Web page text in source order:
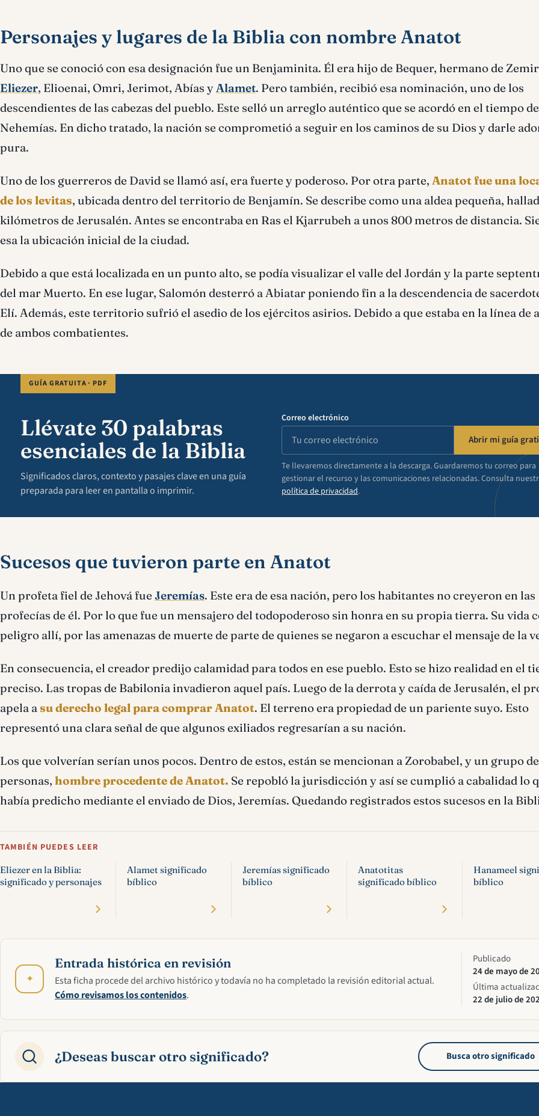
Personajes y lugares de la Biblia con nombre Anatot
Uno que se conoció con esa designación fue un Benjaminita. Él era hijo de Bequer, hermano de
Eliezer, Elioenai, Omri, Jerimot, Abías y Alamet. Pero también, recibió esa nominación, uno de los
descendientes de las cabezas del pueblo. Este selló un arreglo auténtico que se acordó en el tiempo de
Nehemías. En dicho tratado, la nación se comprometió a seguir en los caminos de su Dios y darle
pura.
Uno de los guerreros de David se llamó así, era fuerte y poderoso. Por otra parte, Anatot fue una
de los levitas, ubicada dentro del territorio de Benjamín. Se describe como una aldea pequeña,
kilómetros de Jerusalén. Antes se encontraba en Ras el Kjarrubeh a unos 800 metros de distancia.
esa la ubicación inicial de la ciudad.
Debido a que está localizada en un punto alto, se podía visualizar el valle del Jordán y la parte
del mar Muerto. En ese lugar, Salomón desterró a Abiatar poniendo fin a la descendencia de
Elí. Además, este territorio sufrió el asedio de los ejércitos asirios. Debido a que estaba en la línea de
de ambos combatientes.
GUÍA GRATUITA · PDF
Llévate 30 palabras
esenciales de la Biblia
Significados claros, contexto y pasajes clave en una guía
preparada para leer en pantalla o imprimir.
Correo electrónico
Abrir mi guía
Te llevaremos directamente a la descarga. Guardaremos tu correo para
gestionar el recurso y las comunicaciones relacionadas. Consulta
política de privacidad.
Sucesos que tuvieron parte en Anatot
Un profeta fiel de Jehová fue Jeremías. Este era de esa nación, pero los habitantes no creyeron en las
profecías de él. Por lo que fue un mensajero del todopoderoso sin honra en su propia tierra. Su vida
peligro allí, por las amenazas de muerte de parte de quienes se negaron a escuchar el mensaje de la
En consecuencia, el creador predijo calamidad para todos en ese pueblo. Esto se hizo realidad en el
preciso. Las tropas de Babilonia invadieron aquel país. Luego de la derrota y caída de Jerusalén, el
apela asu derecho legal para comprar Anatot. El terreno era propiedad de un pariente suyo. Esto
representó una clara señal de que algunos exiliados regresarían a su nación.
Los que volverían serían unos pocos. Dentro de estos, están se mencionan a Zorobabel, y un grupo
personas, hombre procedente de Anatot. Se repobló la jurisdicción y así se cumplió a cabalidad lo
había predicho mediante el enviado de Dios, Jeremías. Quedando registrados estos sucesos en la
TAMBIÉN PUEDES LEER
Eliezer en la Biblia:
significado y personajes
Alamet significado
bíblico
Jeremías significado
bíblico
Anatotitas
significado bíblico
Hanameel
bíblico
✦
Entrada histórica en revisión
Esta ficha procede del archivo histórico y todavía no ha completado la revisión editorial actual.
Cómo revisamos los contenidos.
Publicado
24 de mayo de
Última
22 de julio de
¿Deseas buscar otro significado? Busca otro significado